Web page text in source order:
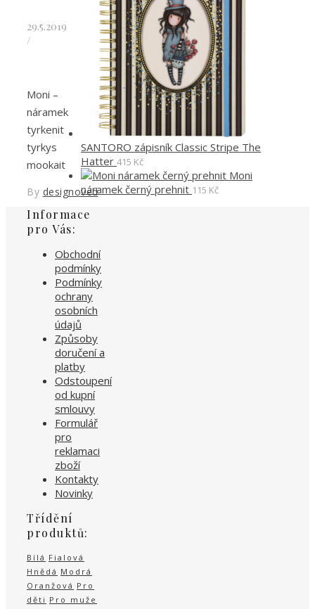
29.5.2019
/
Moni –
náramek
tyrkenit
tyrkys
mookait
By designoved
SANTORO zápisník Classic Stripe The
Hatter 415 Kč
Moni
náramek černý prehnit 115 Kč
Informace
pro Vás:
Obchodní
podmínky
Podmínky
ochrany
osobních
údajů
Způsoby
doručení a
platby
Odstoupení
od kupní
smlouvy
Formulář
pro
reklamaci
zboží
Kontakty
Novinky
Třídění
produktů:
Bílá Fialová
Hnědá Modrá
Oranžová Pro
děti Pro muže